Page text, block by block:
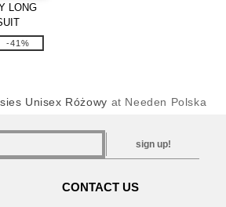
LONG
-41%
Unisex Różowy at Needen Polska
sign up!
CONTACT US